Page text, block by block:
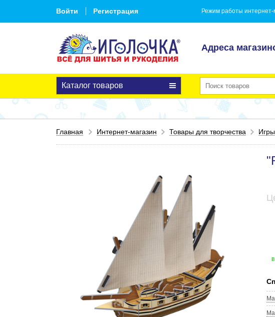
Войти Регистрация Режим работы интернет-
Адреса
Каталог товаров
Главная Интернет-магазин Товары для творчества